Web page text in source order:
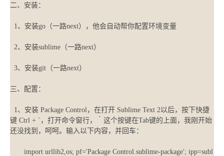
二、安装：
1、安装go（一路next），他会自动帮你配置环境变量
2、安装sublime（一路next）
3、安装git（一路next）
三、配置：
1、安装 Package Control，在打开 Sublime Text 2以后，按下快捷
键 Ctrl + `，打开命令窗行，｀这个按键在Tab键的上面，我刚开始
还没找到，呵呵。输入以下内容，并回车：
import urllib2,os; pf='Package Control.sublime-package'; ipp=subl